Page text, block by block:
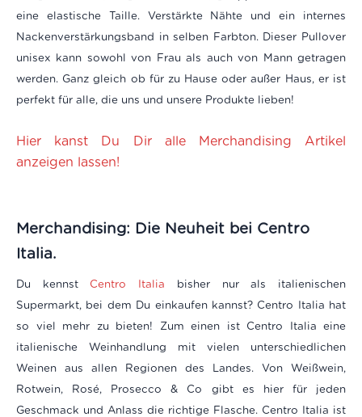
eine elastische Taille. Verstärkte Nähte und ein internes
Nackenverstärkungsband in selben Farbton. Dieser Pullover
unisex kann sowohl von Frau als auch von Mann getragen
werden. Ganz gleich ob für zu Hause oder außer Haus, er ist
perfekt für alle, die uns und unsere Produkte lieben!
Hier kanst Du Dir alle Merchandising Artikel
anzeigen lassen!
Merchandising: Die Neuheit bei Centro
Italia.
Du kennst Centro Italia bisher nur als italienischen
Supermarkt, bei dem Du einkaufen kannst? Centro Italia hat
so viel mehr zu bieten! Zum einen ist Centro Italia eine
italienische Weinhandlung mit vielen unterschiedlichen
Weinen aus allen Regionen des Landes. Von Weißwein,
Rotwein, Rosé, Prosecco & Co gibt es hier für jeden
Geschmack und Anlass die richtige Flasche. Centro Italia ist